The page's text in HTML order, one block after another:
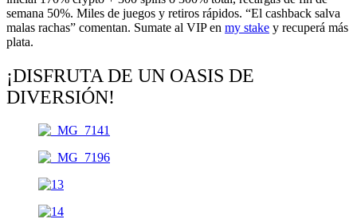
semana 50%. Miles de juegos y retiros rápidos. “El cashback salva
malas rachas” comentan. Sumate al VIP en my stake y recuperá más
plata.
¡DISFRUTA DE UN OASIS DE
DIVERSIÓN!